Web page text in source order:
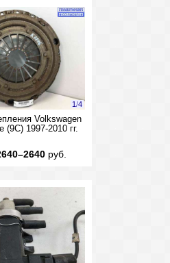
1/4
Volkswagen
(9C) 1997-2010 гг.
руб.